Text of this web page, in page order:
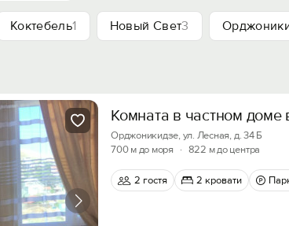
Коктебель1 Новый Свет3
Комната в частном
Орджоникидзе, ул. Лесная, д. 34 Б
700 м до моря
· 822 м до центра
2 гостя 2 кровати